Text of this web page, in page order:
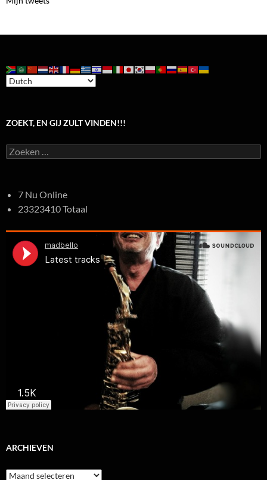
ZOEKT, EN GIJ ZULT VINDEN!!!
Zoeken
naar:
7 Nu Online
23323410 Totaal
ARCHIEVEN
Archieven